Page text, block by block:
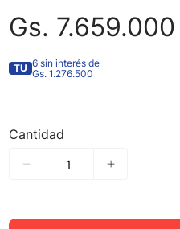
Gs. 7.659.000
TU 6 sin interés de
Gs. 1.276.500
Cantidad